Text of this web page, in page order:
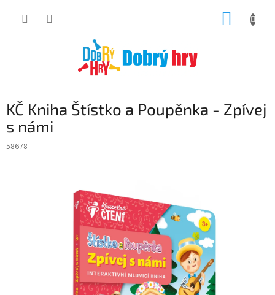
KČ Kniha Štístko a Poupěnka - Zpívej
s námi
58678